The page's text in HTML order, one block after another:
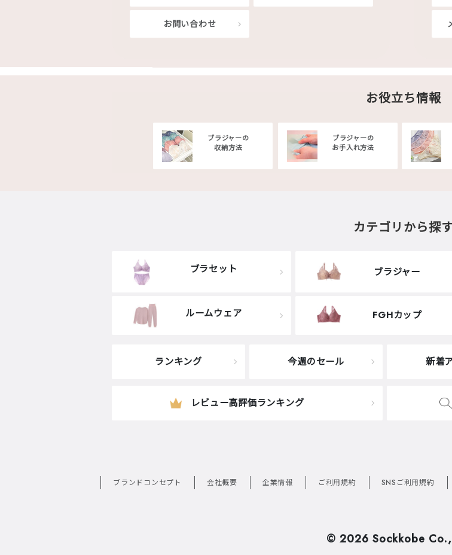
お問い合わせ
お役立ち情報
ブラジャーの
収納方法
ブラジャーの
お手入れ方法
カテゴリから探
ブラセット ブラジャー
ルームウェア FGHカップ
ランキング 今週のセール 新着
レビュー高評価ランキング
ブランドコンセプト 会社概要 企業情報 ご利用規約 SNSご利用規約
© 2026 Sockkobe